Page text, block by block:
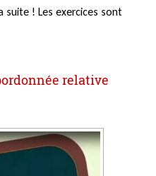
suite ! Les exercices sont
relative